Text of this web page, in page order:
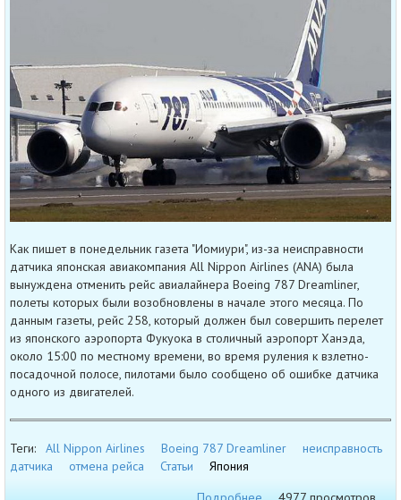
Как пишет в понедельник газета "Иомиури", из-за неисправности
датчика японская авиакомпания All Nippon Airlines (ANA) была
вынуждена отменить рейс авиалайнера Boeing 787 Dreamliner,
полеты которых были возобновлены в начале этого месяца. По
данным газеты, рейс 258, который должен был совершить перелет
из японского аэропорта Фукуока в столичный аэропорт Ханэда,
около 15:00 по местному времени, во время руления к взлетно-
посадочной полосе, пилотами было сообщено об ошибке датчика
одного из двигателей.
Теги: All Nippon Airlines Boeing 787 Dreamliner
неисправность
датчика
отмена рейса Статьи
Япония